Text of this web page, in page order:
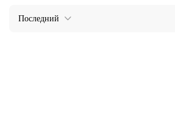
Последний